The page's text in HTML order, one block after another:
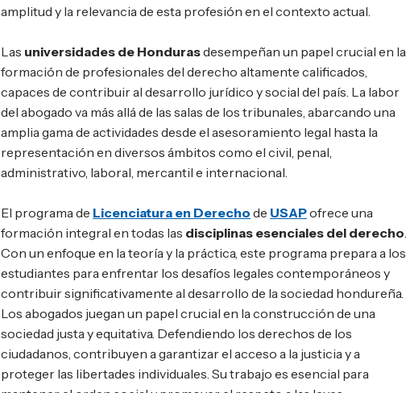
amplitud y la relevancia de esta profesión en el contexto actual.
Las universidades de Hondurasdesempeñan un papel crucial en la
formación de profesionales del derecho altamente calificados,
capaces de contribuir al desarrollo jurídico y social del país. La labor
del abogado va más allá de las salas de los tribunales, abarcando una
amplia gama de actividades desde el asesoramiento legal hasta la
representación en diversos ámbitos como el civil, penal,
administrativo, laboral, mercantil e internacional.
El programa de Licenciatura en Derecho de USAPofrece una
formación integral en todas las disciplinas esenciales del derecho
Con un enfoque en la teoría y la práctica, este programa prepara a los
estudiantes para enfrentar los desafíos legales contemporáneos y
contribuir significativamente al desarrollo de la sociedad hondureña.
Los abogados juegan un papel crucial en la construcción de una
sociedad justa y equitativa. Defendiendo los derechos de los
ciudadanos, contribuyen a garantizar el acceso a la justicia y a
proteger las libertades individuales. Su trabajo es esencial para